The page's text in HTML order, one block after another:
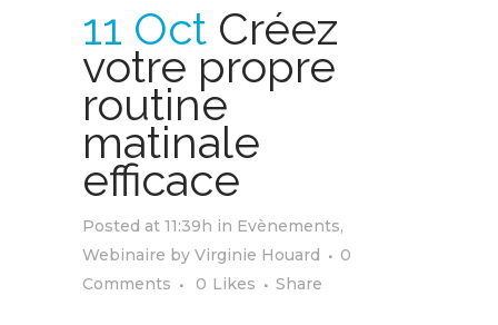
11 Oct Créez
votre propre
routine
matinale
efficace
Posted at 11:39h in Evènements,
Webinaire by Virginie Houard
0
Comments
0 Likes Share